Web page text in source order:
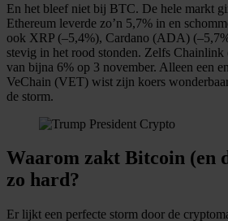
En het bleef niet bij BTC. De hele markt
Ethereum leverde zo’n 5,7% in en
ook XRP (–5,4%), Cardano (ADA)
stevig in het rood stonden. Zelfs
van bijna 6% op 3 november. Alleen een
VeChain (VET) wist zijn koers
de storm.
Waarom zakt Bitcoin (en
zo hard?
Er lijkt een perfecte storm door de